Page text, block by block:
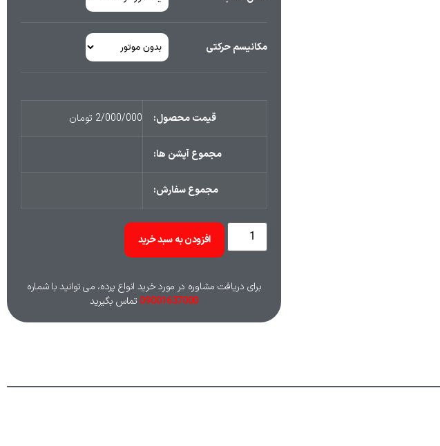
مکانیسم حرکتی
قیمت محصول: 2/000/000 تومان
مجموع آپشن ها:
مجموع سفارش:
افزودن به سبد خرید
برای دریافت مشاوره در مورد خرید انواع پرده، می توانید با شماره
09001637000 تماس بگیرید